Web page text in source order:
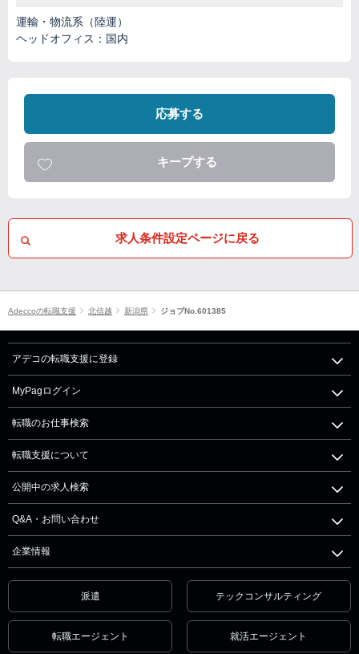
運輸・物流系（陸運）
ヘッドオフィス：国内
応募する
キープする
求人条件設定ページに戻る
Adeccoの転職支援 北信越 新潟県 ジョブNo.601385
アデコの転職支援に登録
MyPagログイン
転職のお仕事検索
転職支援について
公開中の求人検索
Q&A・お問い合わせ
企業情報
派遣 テックコンサルティング
転職エージェント 就活エージェント